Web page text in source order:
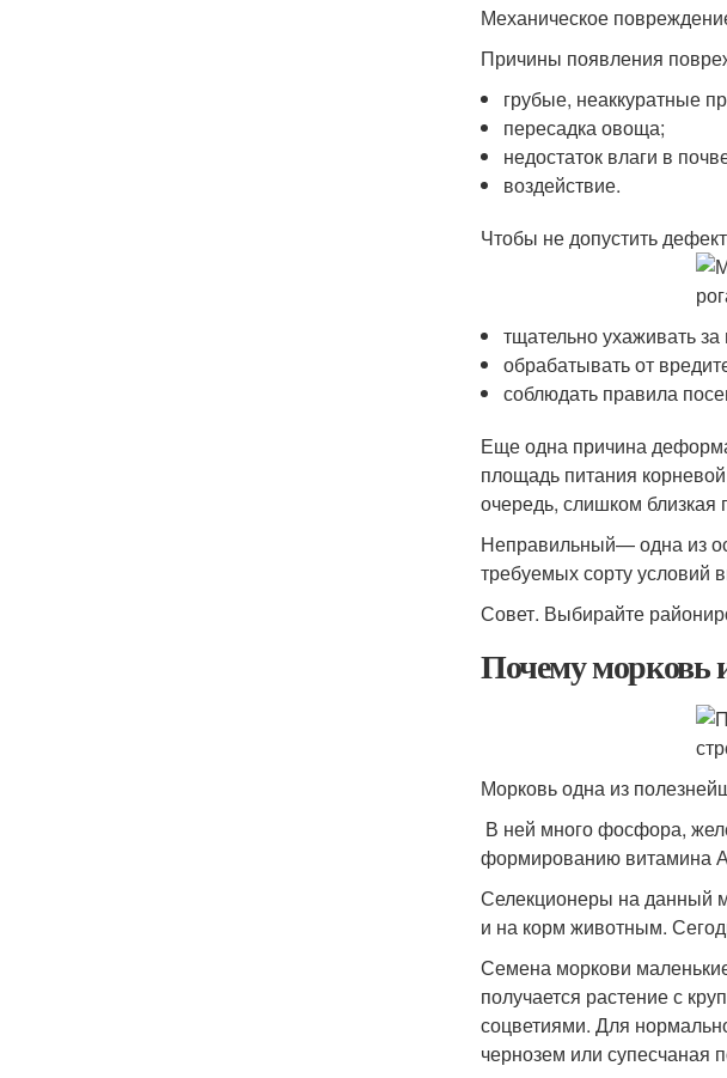
Механическое
Причины появления
грубые, неаккуратные
пересадка овоща;
недостаток влаги в
воздействие.
Чтобы не допустить
тщательно ухаживать
обрабатывать от
соблюдать правила
Еще одна причина
площадь питания
очередь, слишком
Неправильный— одна из
требуемых сорту условий
Совет. Выбирайте
Почему морковь
Морковь одна из
В ней много фосфора,
формированию витамина
Селекционеры на данный
и на корм животным.
Семена моркови
получается растение с
соцветиями. Для
чернозем или супесчаная